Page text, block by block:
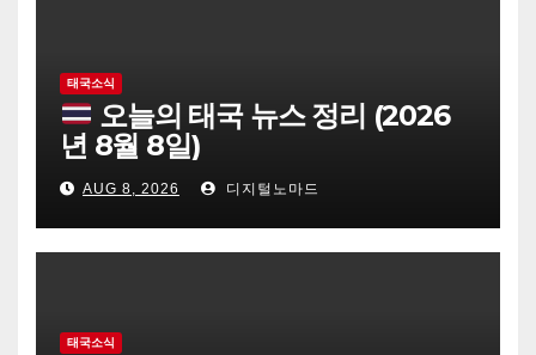
태국소식
오늘의 태국 뉴스 정리 (2026
년 8월 8일)
AUG 8, 2026 디지털노마드
태국소식